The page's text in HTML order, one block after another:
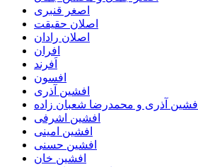
اصغر قنبری
اصلان حقیقت
اصلان رادان
افران
اَفرند
افسون
افشین آذری
افشین آذری و محمدرضا شعبان زاده
افشین اشرفی
افشین امینی
افشین حسنی
افشین خان